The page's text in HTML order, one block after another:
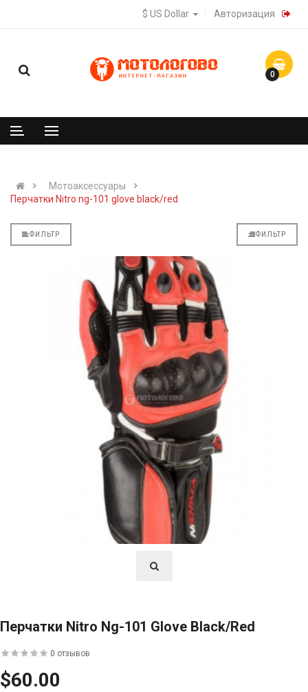
Авторизация
0
Мотоаксессуары
Перчатки Nitro ng-101 glove black/red
ФИЛЬТР ФИЛЬТР
Перчатки Nitro Ng-101 Glove Black/red
0 отзывов
$60.00